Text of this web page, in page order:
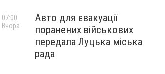
Авто для евакуації
поранених військових
передала Луцька міська
рада
07:00
Вчора